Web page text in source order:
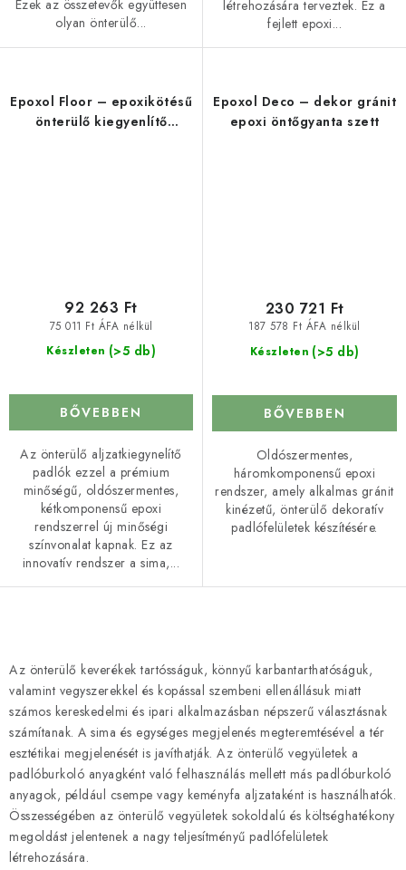
Ezek az összetevők együttesen
olyan önterülő...
létrehozására terveztek. Ez a
fejlett epoxi...
Epoxol Floor – epoxikötésű
önterülő kiegyenlítő
Készleten (>5 db)
75 011 Ft ÁFA nélkül
92 263 Ft
BŐVEBBEN
Az önterülő aljzatkiegynelítő
padlók ezzel a prémium
minőségű, oldószermentes,
kétkomponensű epoxi
rendszerrel új minőségi
színvonalat kapnak. Ez az
innovatív rendszer a sima,...
Epoxol Deco – dekor gránit
epoxi öntőgyanta szett
Készleten (>5 db)
187 578 Ft ÁFA nélkül
230 721 Ft
BŐVEBBEN
Oldószermentes,
háromkomponensű epoxi
rendszer, amely alkalmas gránit
kinézetű, önterülő dekoratív
padlófelületek készítésére.
i
s
t
a
i
r
á
n
y
Az önterülő keverékek tartósságuk, könnyű karbantarthatóságuk,
valamint vegyszerekkel és kopással szembeni ellenállásuk miatt
számos kereskedelmi és ipari alkalmazásban népszerű választásnak
számítanak. A sima és egységes megjelenés megteremtésével a tér
esztétikai megjelenését is javíthatják. Az önterülő vegyületek a
padlóburkoló anyagként való felhasználás mellett más padlóburkoló
anyagok, például csempe vagy keményfa aljzataként is használhatók.
Összességében az önterülő vegyületek sokoldalú és költséghatékony
megoldást jelentenek a nagy teljesítményű padlófelületek
létrehozására.